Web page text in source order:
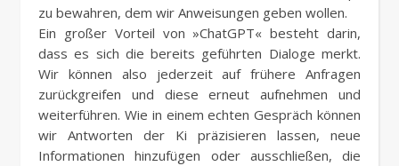
zu bewahren, dem wir Anweisungen geben wollen.
Ein großer Vorteil von »ChatGPT« besteht darin,
dass es sich die bereits geführten Dialoge merkt.
Wir können also jederzeit auf frühere Anfragen
zurückgreifen und diese erneut aufnehmen und
weiterführen. Wie in einem echten Gespräch können
wir Antworten der Ki präzisieren lassen, neue
Informationen hinzufügen oder ausschließen, die